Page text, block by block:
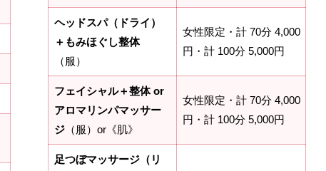
ヘッドスパ（ドライ）
＋もみほぐし整体
（服）
女性限定・計 70分 4,000
円・計 100分 5,000円
フェイシャル＋整体 or
アロマリンパマッサー
ジ（服）or《肌》
女性限定・計 70分 4,000
円・計 100分 5,000円
足つぼマッサージ（リ